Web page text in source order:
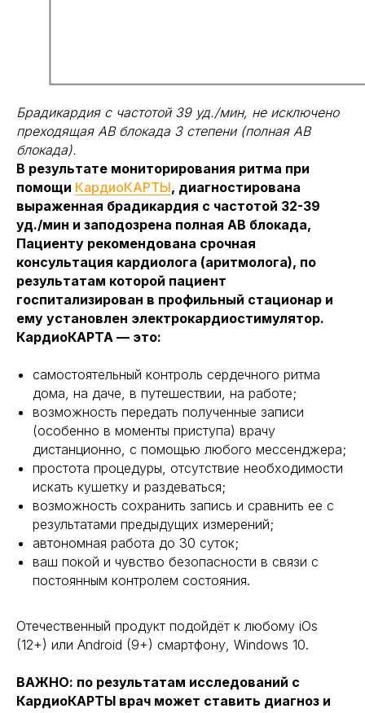
Брадикардия с частотой 39 уд./мин, не исключено
преходящая АВ блокада 3 степени (полная АВ
блокада).
В результате мониторирования ритма при
помощи КардиоКАРТЫ, диагностирована
выраженная брадикардия с частотой 32-39
уд./мин и заподозрена полная АВ блокада,
Пациенту рекомендована срочная
консультация кардиолога (аритмолога), по
результатам которой пациент
госпитализирован в профильный стационар и
ему установлен электрокардиостимулятор.
КардиоКАРТА — это:
самостоятельный контроль сердечного ритма
дома, на даче, в путешествии, на работе;
возможность передать полученные записи
(особенно в моменты приступа) врачу
дистанционно, с помощью любого мессенджера;
простота процедуры, отсутствие необходимости
искать кушетку и раздеваться;
возможность сохранить запись и сравнить ее с
результатами предыдущих измерений;
автономная работа до 30 суток;
ваш покой и чувство безопасности в связи с
постоянным контролем состояния.
Отечественный продукт подойдёт к любому iOs
(12+) или Android (9+) смартфону, Windows 10.
ВАЖНО: по результатам исследований с
КардиоКАРТЫ врач может ставить диагноз и
Юридическая информация
Документы
Публичная оферта
Политика конфиденциальности
О компании
Кардио-кресло
Инструкции
Блог
info@cardioqvark.ru
Партнерская программа для лидеров мнений
Партнерская программа для организаций
Корпоративные решения здоровья